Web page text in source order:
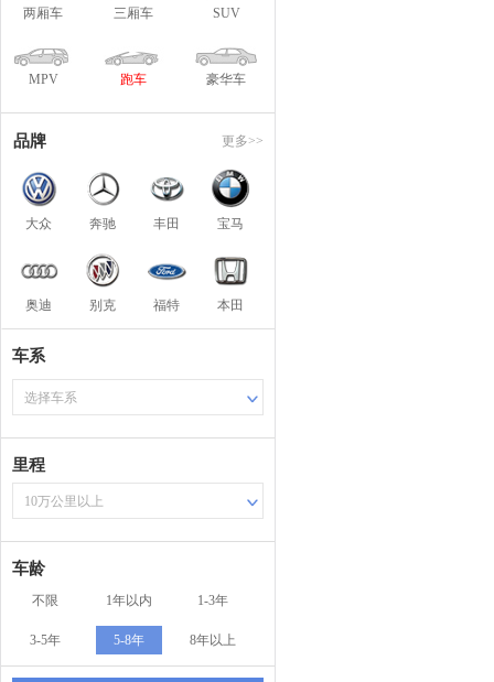
两厢车 三厢车 SUV
MPV 跑车 豪华车
品牌 更多>>
大众 奔驰 丰田 宝马
奥迪 别克 福特 本田
车系
选择车系
里程
10万公里以上
车龄
不限 1年以内 1-3年
3-5年 5-8年 8年以上